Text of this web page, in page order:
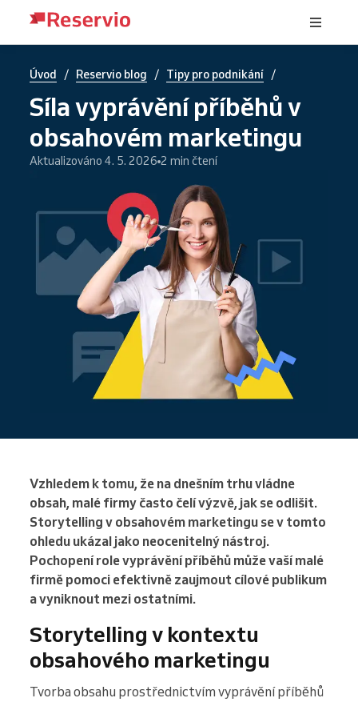
Úvod / Reservio blog / Tipy pro podnikání /
Síla vyprávění příběhů v
obsahovém marketingu
Aktualizováno 4. 5. 2026 2 min čtení
Vzhledem k tomu, že na dnešním trhu vládne
obsah, malé firmy často čelí výzvě, jak se odlišit.
Storytelling v obsahovém marketingu se v tomto
ohledu ukázal jako neocenitelný nástroj.
Pochopení role vyprávění příběhů může vaší malé
firmě pomoci efektivně zaujmout cílové publikum
a vyniknout mezi ostatními.
Storytelling v kontextu
obsahového marketingu
Tvorba obsahu prostřednictvím vyprávění příběhů